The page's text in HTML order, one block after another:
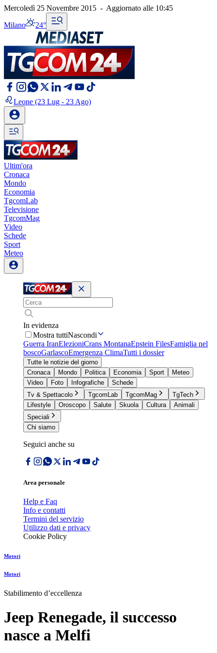
Mercoledì 25 Novembre 2015 - Aggiornato alle 10:45
Milano 24°
Leone (23 Lug - 23 Ago)
Ultim'ora
Cronaca
Mondo
Economia
TgcomLab
Televisione
TgcomMag
Video
Schede
Sport
Meteo
In evidenza
Mostra tuttiNascondi
Guerra IranElezioniCrans MontanaEpstein FilesFamiglia nel
boscoGarlascoEmergenza ClimaTutti i dossier
Tutte le notizie del giorno
Cronaca
Mondo Politica Economia Sport
Meteo
Video
Foto Infografiche
Schede
Tv & Spettacolo
TgcomLab TgcomMag
TgTech
Lifestyle
Oroscopo Salute Skuola Cultura
Animali
Speciali
Chi siamo
Seguici anche su
Area personale
Help e Faq
Info e contatti
Termini del servizio
Utilizzo dati e privacy
Cookie Policy
Motori
Motori
Stabilimento dʼeccellenza
Jeep Renegade, il successo
nasce a Melfi